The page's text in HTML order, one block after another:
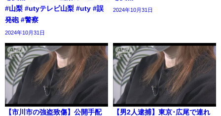
#山梨 #utyテレビ山梨 #uty #誤
発砲 #警察
2024年10月31日
2024年10月31日
【市川市の強盗致傷】公開手配
【男2人逮捕】東京･広尾で連れ